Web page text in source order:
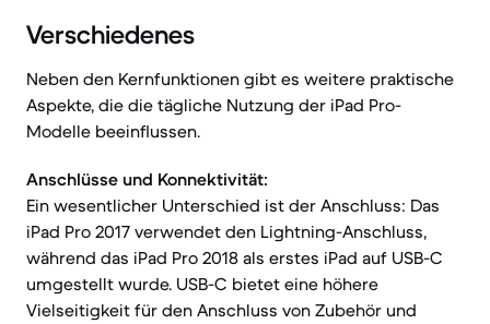
Verschiedenes
Neben den Kernfunktionen gibt es weitere praktische
Aspekte, die die tägliche Nutzung der iPad Pro-
Modelle beeinflussen.
Anschlüsse und Konnektivität:
Ein wesentlicher Unterschied ist der Anschluss: Das
iPad Pro 2017 verwendet den Lightning-Anschluss,
während das iPad Pro 2018 als erstes iPad auf USB-C
umgestellt wurde. USB-C bietet eine höhere
Vielseitigkeit für den Anschluss von Zubehör und